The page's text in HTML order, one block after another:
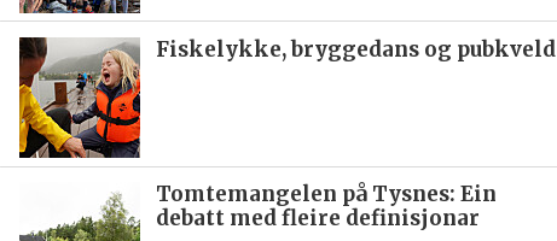
Fiskelykke, bryggedans og pubkveld
Tomtemangelen på Tysnes: Ein
debatt med fleire definisjonar